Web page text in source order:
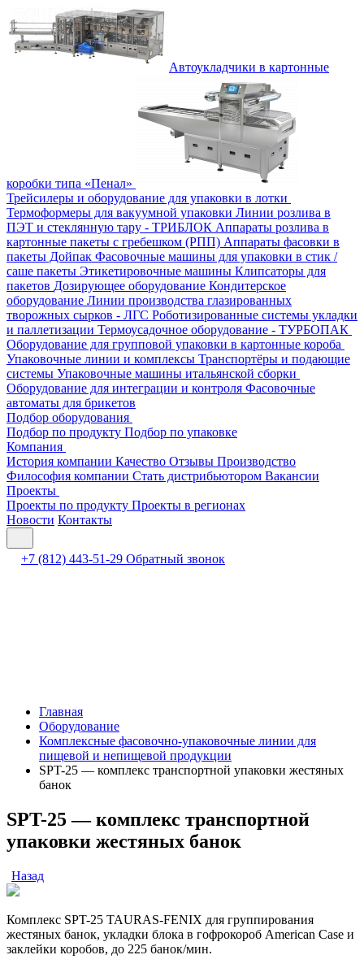
Автоукладчики в картонные
коробки типа «Пенал»
Трейсилеры и оборудование для упаковки в лотки
Термоформеры для вакуумной упаковки Линии розлива в
ПЭТ и стеклянную тару - ТРИБЛОК Аппараты розлива в
картонные пакеты с гребешком (РПП) Аппараты фасовки в
пакеты Дойпак Фасовочные машины для упаковки в стик /
саше пакеты Этикетировочные машины Клипсаторы для
пакетов Дозирующее оборудование Кондитерское
оборудование Линии производства глазированных
творожных сырков - ЛГС Роботизированные системы укладки
и паллетизации Термоусадочное оборудование - ТУРБОПАК
Оборудование для групповой упаковки в картонные короба
Упаковочные линии и комплексы Транспортёры и подающие
системы Упаковочные машины итальянской сборки
Оборудование для интеграции и контроля Фасовочные
автоматы для брикетов
Подбор оборудования
Подбор по продукту Подбор по упаковке
Компания
История компании Качество Отзывы Производство
Философия компании Стать дистрибьютором Вакансии
Проекты
Проекты по продукту Проекты в регионах
Новости Контакты
+7 (812) 443-51-29 Обратный звонок
Главная
Оборудование
Комплексные фасовочно-упаковочные линии для
пищевой и непищевой продукции
SPT-25 — комплекс транспортной упаковки жестяных
банок
SPT-25 — комплекс транспортной
упаковки жестяных банок
Назад
Комплекс SPT-25 TAURAS-FENIX для группирования
жестяных банок, укладки блока в гофрокороб American Case и
заклейки коробов, до 225 банок/мин.